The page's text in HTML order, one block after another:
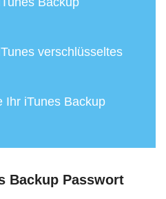
verschlüsseltes
Ihr iTunes Backup
Backup Passwort